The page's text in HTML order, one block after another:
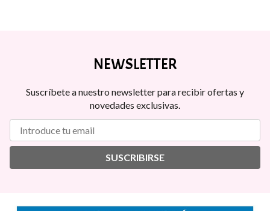
NEWSLETTER
Suscríbete a nuestro newsletter para recibir ofertas y
novedades exclusivas.
SUSCRIBIRSE